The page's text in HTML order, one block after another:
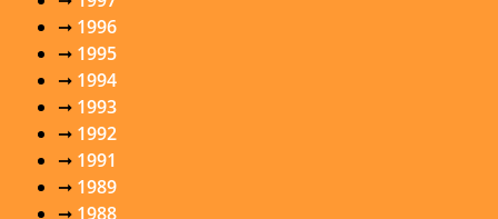
➞ 1996
➞ 1995
➞ 1994
➞ 1993
➞ 1992
➞ 1991
➞ 1989
➞ 1988